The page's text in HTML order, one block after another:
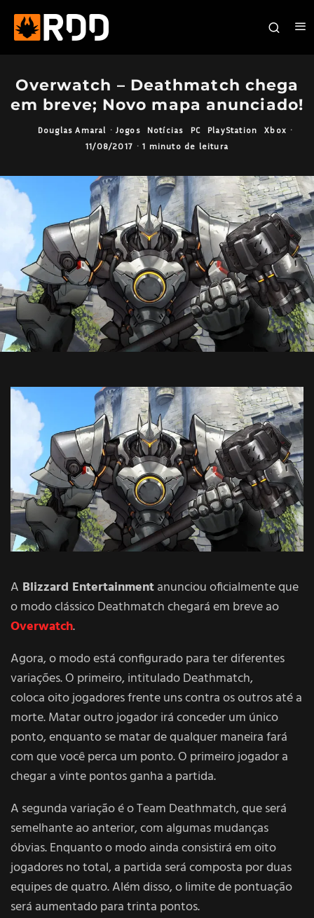
Overwatch – Deathmatch chega
em breve; Novo mapa anunciado!
Douglas Amaral · Jogos Notícias PC PlayStation Xbox ·
11/08/2017 · 1 minuto de leitura
A Blizzard Entertainmentanunciou oficialmente que
o modo clássico Deathmatch chegará em breve ao
Overwatch.
Agora, o modo está configurado para ter diferentes
variações. O primeiro, intitulado Deathmatch,
coloca oito jogadores frente uns contra os outros até a
morte. Matar outro jogador irá conceder um único
ponto, enquanto se matar de qualquer maneira fará
com que você perca um ponto. O primeiro jogador a
chegar a vinte pontos ganha a partida.
A segunda variação é o Team Deathmatch, que será
semelhante ao anterior, com algumas mudanças
óbvias. Enquanto o modo ainda consistirá em oito
jogadores no total, a partida será composta por duas
equipes de quatro. Além disso, o limite de pontuação
será aumentado para trinta pontos.